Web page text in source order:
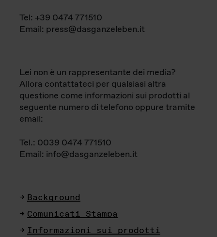
Tel: +39 0474 771510
Email: press@dasganzeleben.it
Lei non è un rappresentante dei media?
Allora contattateci per qualsiasi altra
questione come informazioni sui prodotti al
seguente numero di telefono oppure tramite
email:
Tel.: 0039 0474 771510
Email: info@dasganzeleben.it
Background
Comunicati Stampa
Informazioni sui prodotti